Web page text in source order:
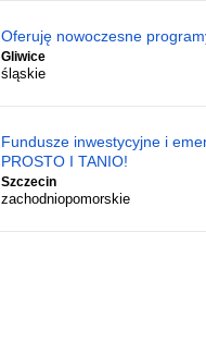
Oferuję nowoczesne
Gliwice
śląskie
Fundusze inwestycyjne i
PROSTO I TANIO!
Szczecin
zachodniopomorskie